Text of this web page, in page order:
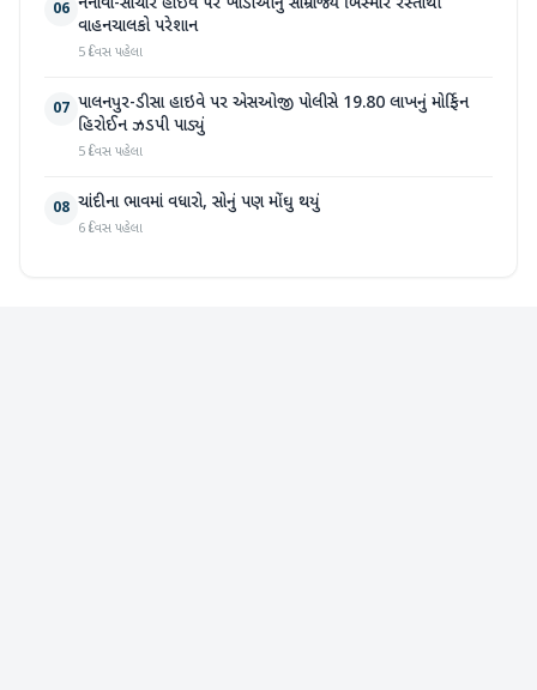
06
વાહનચાલકો પરેશાન
5 દિવસ પહેલા
07 પાલનપુર-ડીસા હાઇવે પર એસઓજી પોલીસે 19.80 લાખનું મોર્ફિન
હિરોઈન ઝડપી પાડ્યું
5 દિવસ પહેલા
08 ચાંદીના ભાવમાં વધારો, સોનું પણ મોંઘુ થયું
6 દિવસ પહેલા